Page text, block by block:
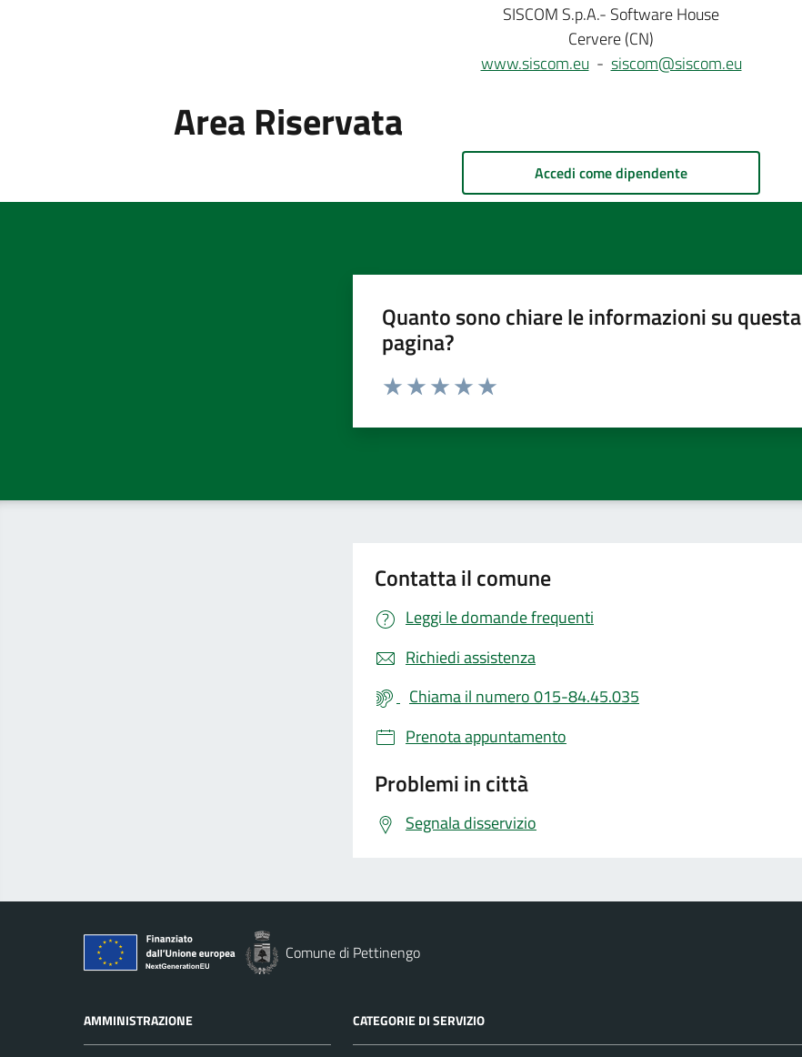
SISCOM S.p.A.- Software House
Cervere (CN)
www.siscom.eu- siscom@siscom.eu
Area Riservata
Accedi come dipendente
Quanto sono chiare le informazioni su questa
pagina?
Valuta da 1 a 5 stelle la pagina
Contatta il comune
Leggi le domande frequenti
Richiedi assistenza
Chiama il numero 015-84.45.035
Prenota appuntamento
Problemi in città
Segnala disservizio
Comune di Pettinengo
AMMINISTRAZIONE CATEGORIE DI SERVIZIO